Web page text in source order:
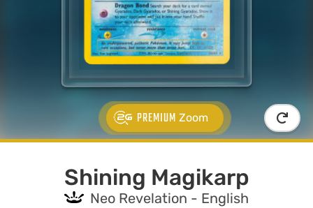
PREMIUM Zoom
Shining Magikarp
Neo Revelation - English